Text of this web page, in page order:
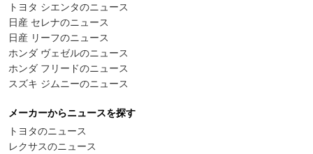
トヨタ シエンタのニュース
日産 セレナのニュース
日産 リーフのニュース
ホンダ ヴェゼルのニュース
ホンダ フリードのニュース
スズキ ジムニーのニュース
メーカーからニュースを探す
トヨタのニュース
レクサスのニュース